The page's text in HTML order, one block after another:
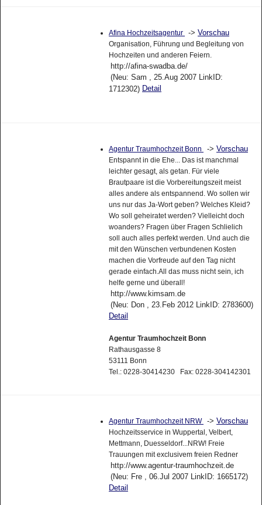
Afina Hochzeitsagentur -> Vorschau
Organisation, Führung und Begleitung von
Hochzeiten und anderen Feiern.
http://afina-swadba.de/
(Neu: Sam , 25.Aug 2007 LinkID:
1712302) Detail
Agentur Traumhochzeit Bonn -> Vorschau
Entspannt in die Ehe... Das ist manchmal
leichter gesagt, als getan. Für viele
Brautpaare ist die Vorbereitungszeit meist
alles andere als entspannend. Wo sollen wir
uns nur das Ja-Wort geben? Welches Kleid?
Wo soll geheiratet werden? Vielleicht doch
woanders? Fragen über Fragen Schlielich
soll auch alles perfekt werden. Und auch die
mit den Wünschen verbundenen Kosten
machen die Vorfreude auf den Tag nicht
gerade einfach.All das muss nicht sein, ich
helfe gerne und überall!
http://www.kimsam.de
(Neu: Don , 23.Feb 2012 LinkID: 2783600)
Detail
Agentur Traumhochzeit Bonn
Rathausgasse 8
53111 Bonn
Tel.: 0228-30414230 Fax: 0228-304142301
Agentur Traumhochzeit NRW -> Vorschau
Hochzeitsservice in Wuppertal, Velbert,
Mettmann, Duesseldorf...NRW! Freie
Trauungen mit exclusivem freien Redner
http://www.agentur-traumhochzeit.de
(Neu: Fre , 06.Jul 2007 LinkID: 1665172)
Detail